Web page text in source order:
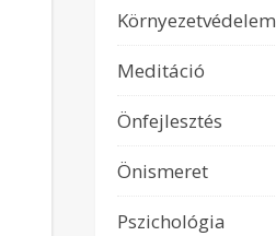
Környezetvédelem
Meditáció
Önfejlesztés
Önismeret
Pszichológia